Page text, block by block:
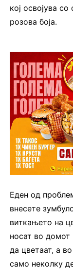
кој освојува
розова боја.
Еден од
внесете
виткањето на
носат во домот
да цветаат, а
само неколку